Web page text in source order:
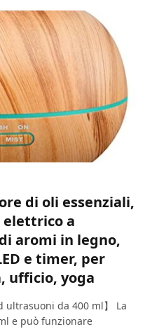
di oli essenziali,
a
aromi in legno,
e timer, per
ufficio, yoga
ultrasuoni da 400 ml】 La
e può funzionare